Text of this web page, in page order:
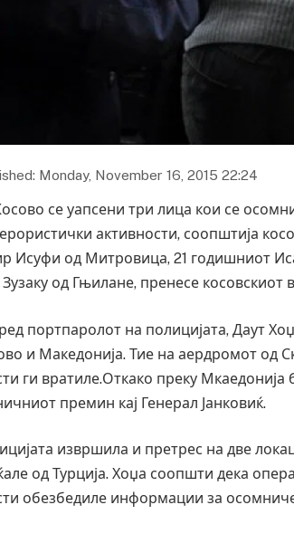
Monday, November 16, 2015 22:24
се уапсени три лица кои се
активности, соопштија
Исуфи од Митровица, 21 годишниот
од Гњилане, пренесе косовскиот
портпаролот на полицијата, Даут
и Македонија. Тие на аердромот од
ги вратиле.Откако преку
премин кај Генерал Јанковиќ.
извршила и претрес на две
од Турција. Хоџа соопшти дека
обезбедиле информации за